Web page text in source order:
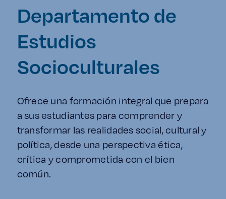
Aspirantes
Becas
CRUCE
Derecho
Lo más buscado
Departamento de
Estudios
Socioculturales
Ofrece una formación integral que prepara
a sus estudiantes para comprender y
transformar las realidades social, cultural y
política, desde una perspectiva ética,
crítica y comprometida con el bien
común.